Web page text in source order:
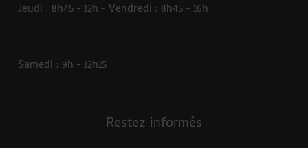
Jeudi : 8h45 - 12h - Vendredi : 8h45 - 16h
Samedi : 9h - 12h15
Restez informés